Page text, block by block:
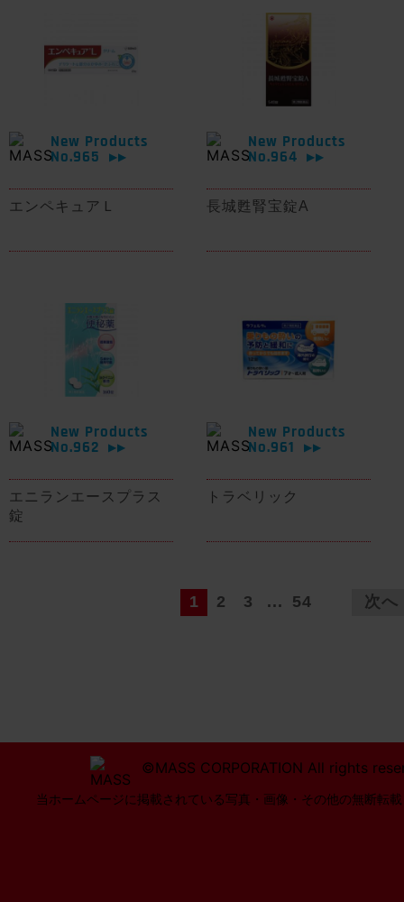
New Products
No.965
▶▶
エンペキュアＬ
New Products
No.964
▶▶
長城甦腎宝錠A
New Products
No.962
▶▶
エニランエースプラス
錠
New Products
No.961
▶▶
トラベリック
1 2 3 ... 54 次
©MASS CORPORATION All rights
当ホームページに掲載されている写真・画像・その他の無断転